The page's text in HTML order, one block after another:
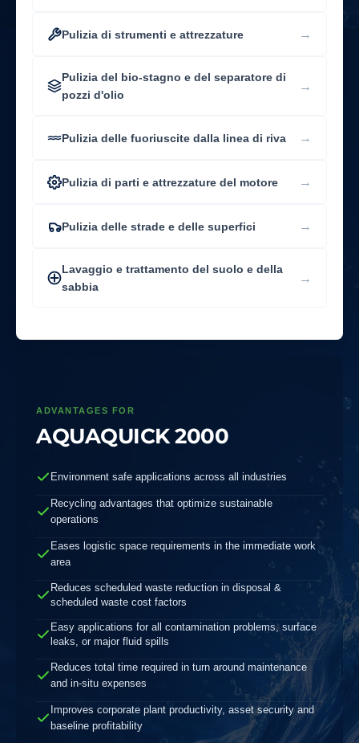
Pulizia di strumenti e attrezzature →
Pulizia del bio-stagno e del separatore di
pozzi d'olio
→
Pulizia delle fuoriuscite dalla linea di riva →
Pulizia di parti e attrezzature del motore →
Pulizia delle strade e delle superfici →
Lavaggio e trattamento del suolo e della
sabbia
→
ADVANTAGES FOR
AQUAQUICK 2000
Environment safe applications across all industries
Recycling advantages that optimize sustainable
operations
Eases logistic space requirements in the immediate work
area
Reduces scheduled waste reduction in disposal &
scheduled waste cost factors
Easy applications for all contamination problems, surface
leaks, or major fluid spills
Reduces total time required in turn around maintenance
and in-situ expenses
Improves corporate plant productivity, asset security and
baseline profitability